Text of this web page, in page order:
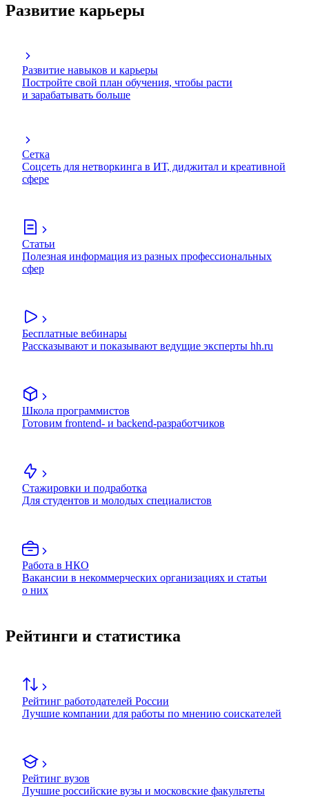
Развитие карьеры
Развитие навыков и карьеры
Постройте свой план обучения, чтобы расти
и зарабатывать больше
Сетка
Соцсеть для нетворкинга в ИТ, диджитал и креативной
сфере
Статьи
Полезная информация из разных профессиональных
сфер
Бесплатные вебинары
Рассказывают и показывают ведущие эксперты hh.ru
Школа программистов
Готовим frontend- и backend-разработчиков
Стажировки и подработка
Для студентов и молодых специалистов
Работа в НКО
Вакансии в некоммерческих организациях и статьи
о них
Рейтинги и статистика
Рейтинг работодателей России
Лучшие компании для работы по мнению соискателей
Рейтинг вузов
Лучшие российские вузы и московские факультеты